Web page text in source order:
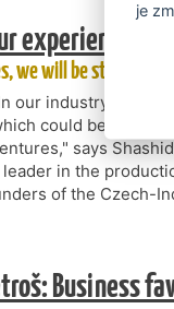
experience
we will be stronger in
our industry I see
could be
says
leader in the
of the Czech-
Business
je